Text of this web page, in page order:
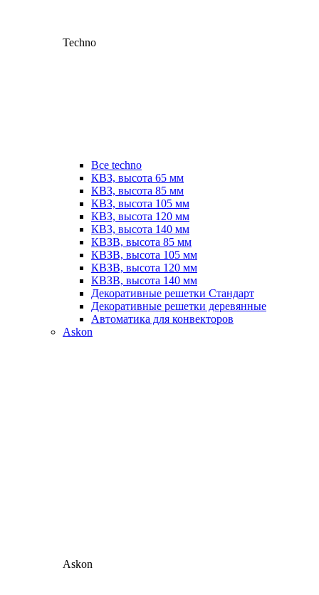
Techno
Все techno
КВЗ, высота 65 мм
КВЗ, высота 85 мм
КВЗ, высота 105 мм
КВЗ, высота 120 мм
КВЗ, высота 140 мм
КВЗВ, высота 85 мм
КВЗВ, высота 105 мм
КВЗВ, высота 120 мм
КВЗВ, высота 140 мм
Декоративные решетки Стандарт
Декоративные решетки деревянные
Автоматика для конвекторов
Askon
Askon